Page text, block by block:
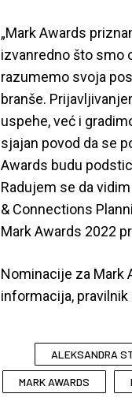
„Mark Awards
izvanredno što smo
razumemo svoja
branše.
uspehe, već i
sjajan povod da se
Awards budu
Radujem se da
& Connections
Mark Awards 2022
Nominacije za Mark
informacija,
ALEKSANDRA
MARK AWARDS